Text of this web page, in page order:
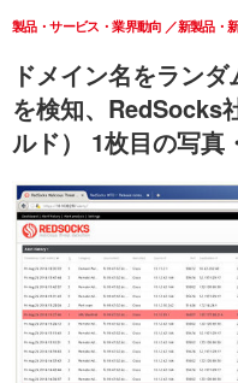
ドメイン名をラン
を検知、RedSocks
ルド） 1枚目の写真
製品・サービス・業界動向 新製品・